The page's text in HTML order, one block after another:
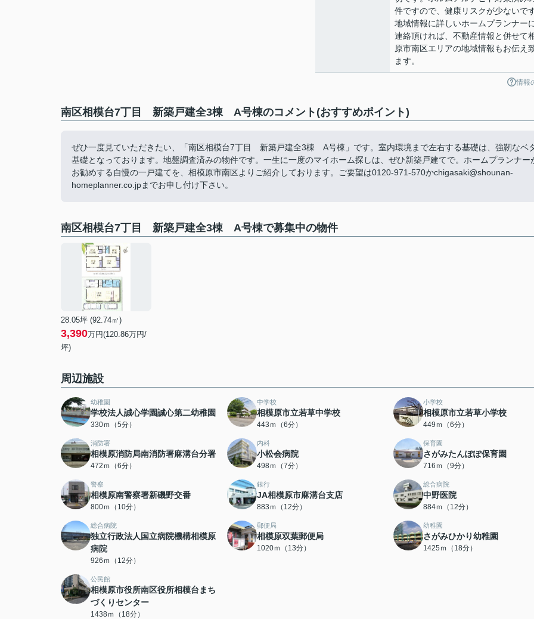
件ですので、健康リスクが少ないで
地域情報に詳しいホームプランナー
連絡頂ければ、不動産情報と併せて
原市南区エリアの地域情報もお伝え
ます。
情報
南区相模台7丁目 新築戸建全3棟 A号棟のコメント(おすすめポイント)
ぜひ一度見ていただきたい、「南区相模台7丁目 新築戸建全3棟 A号棟」です。室内環境まで左右する基礎は、強靭なベ
基礎となっております。地盤調査済みの物件です。一生に一度のマイホーム探しは、ぜひ新築戸建てで。ホームプランナー
お勧めする自慢の一戸建てを、相模原市南区よりご紹介しております。ご要望は0120-971-570かchigasaki@shounan-
homeplanner.co.jpまでお申し付け下さい。
南区相模台7丁目 新築戸建全3棟 A号棟で募集中の物件
28.05坪 (92.74㎡)
3,390万円(120.86万円/
坪)
周辺施設
幼稚園
学校法人誠心学園誠心第二幼稚園
330ｍ（5分）
中学校
相模原市立若草中学校
443ｍ（6分）
小学校
相模原市立若草小学校
449ｍ（6分）
消防署
相模原消防局南消防署麻溝台分署
472ｍ（6分）
内科
小松会病院
498ｍ（7分）
保育園
さがみたんぽぽ保育園
716ｍ（9分）
警察
相模原南警察署新磯野交番
800ｍ（10分）
銀行
JA相模原市麻溝台支店
883ｍ（12分）
総合病院
中野医院
884ｍ（12分）
総合病院
独立行政法人国立病院機構相模原
病院
926ｍ（12分）
郵便局
相模原双葉郵便局
1020ｍ（13分）
幼稚園
さがみひかり幼稚園
1425ｍ（18分）
公民館
相模原市役所南区役所相模台まち
づくりセンター
1438ｍ（18分）